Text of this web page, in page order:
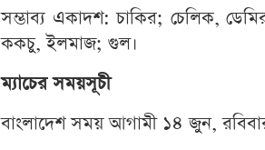
সম্ভাব্য একাদশ: চাকির; চেলিক,
ককচু, ইলমাজ; গুল।
ম্যাচের সময়সূচী
বাংলাদেশ সময় আগামী ১৪ জুন,